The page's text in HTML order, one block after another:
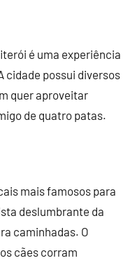
é uma experiência
cidade possui diversos
quer aproveitar
de quatro patas.
mais famosos para
deslumbrante da
caminhadas. O
cães corram